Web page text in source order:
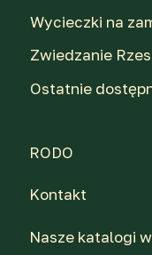
Wycieczki na
Zwiedzanie
Ostatnie
RODO
Kontakt
Nasze katalogi